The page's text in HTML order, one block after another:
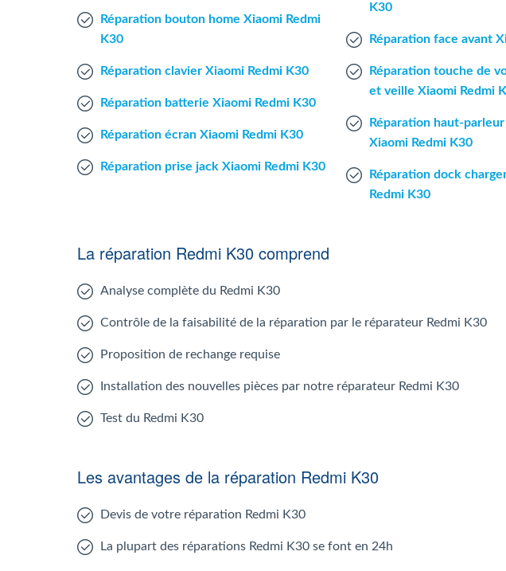
Réparation bouton home Xiaomi Redmi
K30
Réparation clavier Xiaomi Redmi K30
Réparation batterie Xiaomi Redmi K30
Réparation écran Xiaomi Redmi K30
Réparation prise jack Xiaomi Redmi K30
K30
Réparation face avant
Réparation touche de
et veille Xiaomi Redmi
Réparation haut-
Xiaomi Redmi K30
Réparation dock
Redmi K30
La réparation Redmi K30 comprend
Analyse complète du Redmi K30
Contrôle de la faisabilité de la réparation par le réparateur Redmi K30
Proposition de rechange requise
Installation des nouvelles pièces par notre réparateur Redmi K30
Test du Redmi K30
Les avantages de la réparation Redmi K30
Devis de votre réparation Redmi K30
La plupart des réparations Redmi K30 se font en 24h